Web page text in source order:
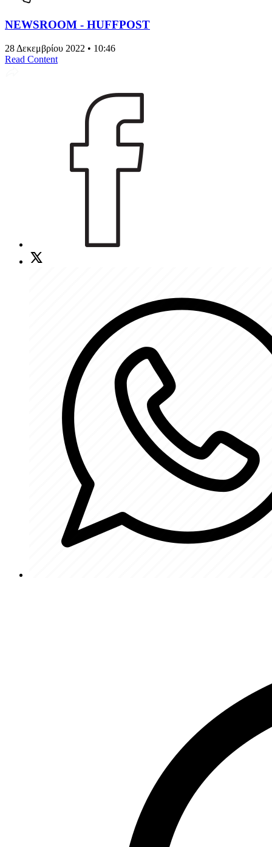
NEWSROOM - HUFFPOST
28 Δεκεμβρίου 2022 • 10:46
Read Content